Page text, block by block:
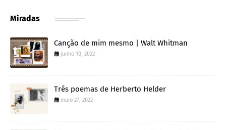
Miradas
Canção de mim mesmo | Walt Whitman
junho 10, 2022
Três poemas de Herberto Helder
maio 27, 2022